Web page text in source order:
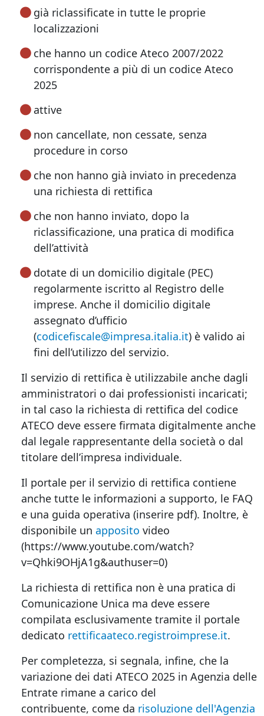
già riclassificate in tutte le proprie
localizzazioni
che hanno un codice Ateco 2007/2022
corrispondente a più di un codice Ateco
2025
attive
non cancellate, non cessate, senza
procedure in corso
che non hanno già inviato in precedenza
una richiesta di rettifica
che non hanno inviato, dopo la
riclassificazione, una pratica di modifica
dell’attività
dotate di un domicilio digitale (PEC)
regolarmente iscritto al Registro delle
imprese. Anche il domicilio digitale
assegnato d’ufficio
(codicefiscale@impresa.italia.it) è valido ai
fini dell’utilizzo del servizio.
Il servizio di rettifica è utilizzabile anche dagli
amministratori o dai professionisti incaricati;
in tal caso la richiesta di rettifica del codice
ATECO deve essere firmata digitalmente anche
dal legale rappresentante della società o dal
titolare dell’impresa individuale.
Il portale per il servizio di rettifica contiene
anche tutte le informazioni a supporto, le FAQ
e una guida operativa (inserire pdf). Inoltre, è
disponibile un apposito video
(https://www.youtube.com/watch?
v=Qhki9OHjA1g&authuser=0)
La richiesta di rettifica non è una pratica di
Comunicazione Unica ma deve essere
compilata esclusivamente tramite il portale
dedicato rettificaateco.registroimprese.it.
Per completezza, si segnala, infine, che la
variazione dei dati ATECO 2025 in Agenzia delle
Entrate rimane a carico del
contribuente, come da risoluzione dell'Agenzia